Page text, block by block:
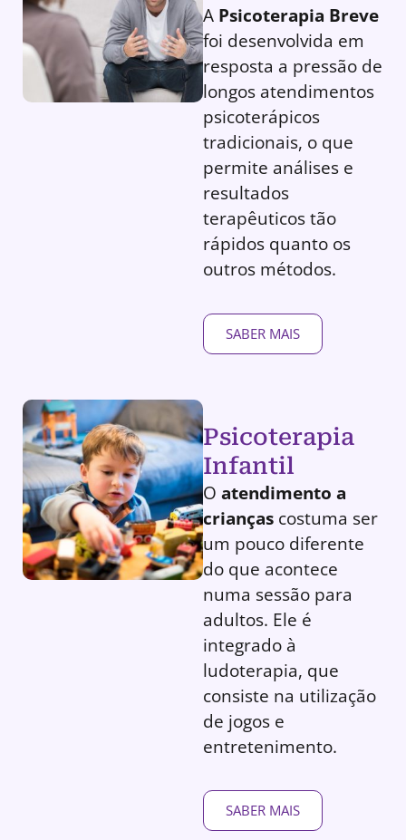
A Psicoterapia Breve
foi desenvolvida em
resposta a pressão de
longos atendimentos
psicoterápicos
tradicionais, o que
permite análises e
resultados
terapêuticos tão
rápidos quanto os
outros métodos.
SABER MAIS
Psicoterapia
Infantil
O atendimento a
crianças costuma ser
um pouco diferente
do que acontece
numa sessão para
adultos. Ele é
integrado à
ludoterapia, que
consiste na utilização
de jogos e
entretenimento.
SABER MAIS